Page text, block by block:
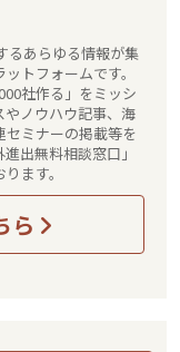
るあらゆる情報が集
トフォームです。
社作る」をミッシ
やノウハウ記事、海
ミナーの掲載等を
出無料相談窓口」
ます。
ら